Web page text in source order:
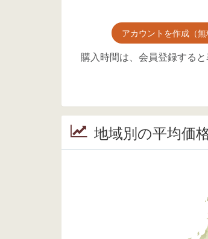
アカウントを作成（無
購入時間は、会員登録する
地域別の平均価